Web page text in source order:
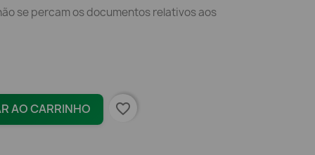
se percam os documentos relativos aos
AO CARRINHO favorite_border